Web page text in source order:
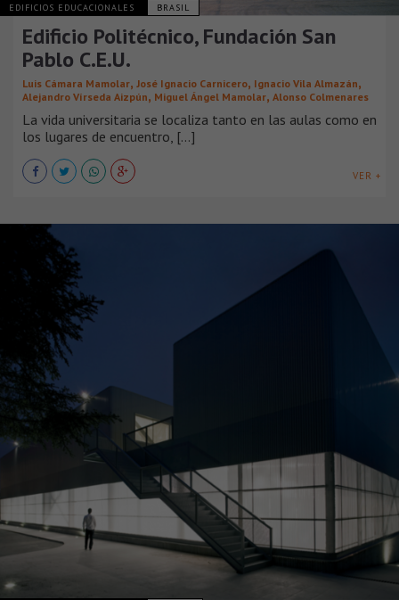
EDIFICIOS EDUCACIONALES BRASIL
Edificio Politécnico, Fundación San
Pablo C.E.U.
Luis Cámara Mamolar, José Ignacio Carnicero, Ignacio Vila Almazán,
Alejandro Vírseda Aizpún, Miguel Ángel Mamolar, Alonso Colmenares
La vida universitaria se localiza tanto en las aulas como en
los lugares de encuentro, [...]
VER +